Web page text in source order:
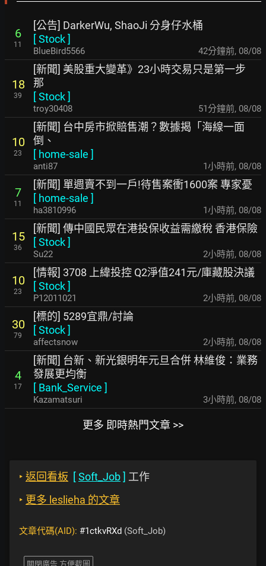
6
11
[公告] DarkerWu, ShaoJi 分身仔水桶
[Stock]
BlueBird5566 43分鐘前, 08/08
18
39
[新聞] 美股重大變革》23小時交易只是第一步
那
[Stock]
troy30408 52分鐘前, 08/08
10
23
[新聞] 台中房市掀賠售潮？數據揭「海線一面
倒、
[ home-sale ]
anti87 1小時前, 08/08
7
11
[新聞] 單週賣不到一戶!待售案衝1600案 專家憂
[ home-sale ]
ha3810996 1小時前, 08/08
15
36
[新聞] 傳中國民眾在港投保收益需繳稅 香港保險
[Stock]
Su22 2小時前, 08/08
10
23
[情報] 3708 上緯投控 Q2淨值241元/庫藏股決議
[Stock]
P12011021 2小時前, 08/08
30
79
[標的] 5289宜鼎/討論
[Stock]
affectsnow 2小時前, 08/08
4
17
[新聞] 台新、新光銀明年元旦合併 林維俊：業務
發展更均衡
[ Bank_Service ]
Kazamatsuri 3小時前, 08/08
更多 即時熱門文章 >>
‣ 返回看板 [Soft_Job] 工作
‣ 更多 leslieha 的文章
文章代碼(AID): #1ctkvRXd (Soft_Job)
關閉廣告 方便截圖